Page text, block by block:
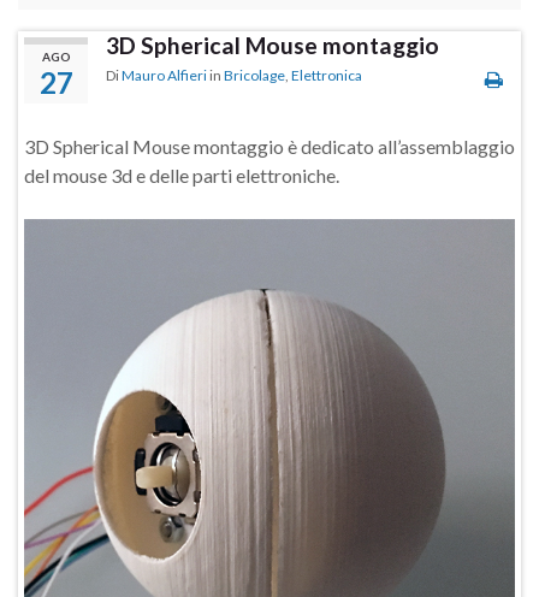
AGO
27
3D Spherical Mouse montaggio
DiMauro Alfieri in Bricolage, Elettronica
3D Spherical Mouse montaggio è dedicato all’assemblaggio
del mouse 3d e delle parti elettroniche.